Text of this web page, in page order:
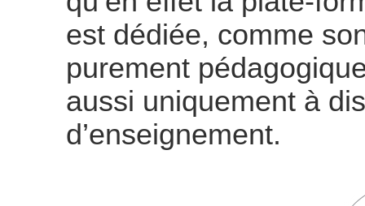
est dédiée, comme
purement
aussi uniquement à
d’enseignement.